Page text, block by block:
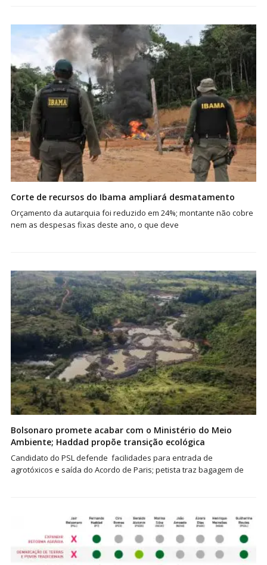
Corte de recursos do Ibama ampliará desmatamento
Orçamento da autarquia foi reduzido em 24%; montante não cobre
nem as despesas fixas deste ano, o que deve
Bolsonaro promete acabar com o Ministério do Meio
Ambiente; Haddad propõe transição ecológica
Candidato do PSL defende facilidades para entrada de
agrotóxicos e saída do Acordo de Paris; petista traz bagagem de